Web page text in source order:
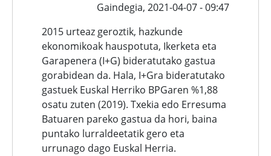
Gaindegia, 2021-04-07 - 09:47
2015 urteaz geroztik, hazkunde
ekonomikoak hauspotuta, Ikerketa eta
Garapenera (I+G) bideratutako gastua
gorabidean da. Hala, I+Gra bideratutako
gastuek Euskal Herriko BPGaren %1,88
osatu zuten (2019). Txekia edo Erresuma
Batuaren pareko gastua da hori, baina
puntako lurraldeetatik gero eta
urrunago dago Euskal Herria.